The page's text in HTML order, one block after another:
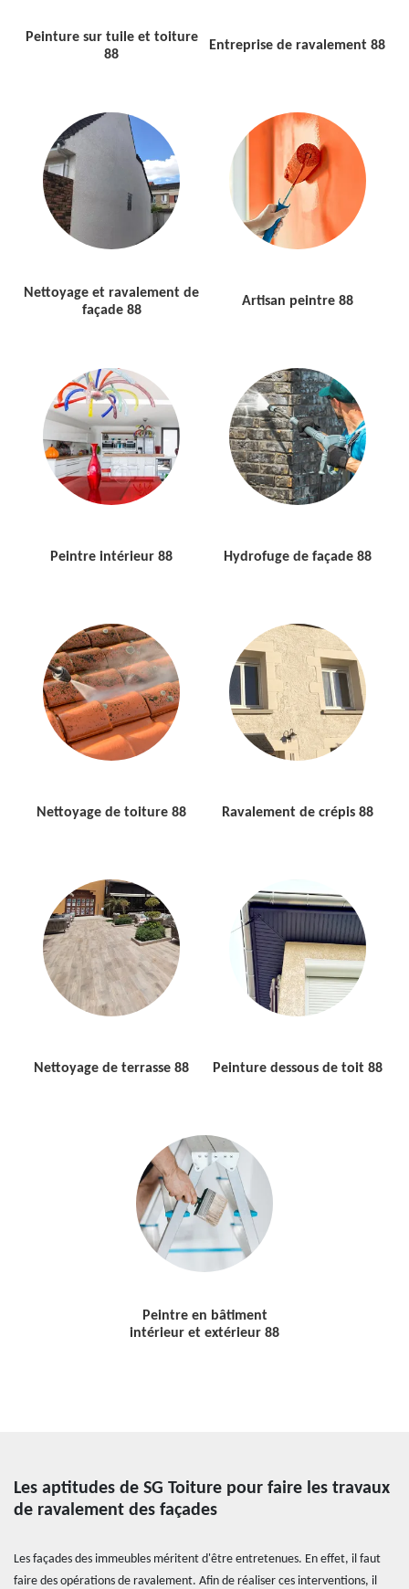
Peinture sur tuile et toiture
88
Entreprise de ravalement 88
Nettoyage et ravalement de
façade 88
Artisan peintre 88
Peintre intérieur 88 Hydrofuge de façade 88
Nettoyage de toiture 88 Ravalement de crépis 88
Nettoyage de terrasse 88 Peinture dessous de toit 88
Peintre en bâtiment
intérieur et extérieur 88
Les aptitudes de SG Toiture pour faire les travaux
de ravalement des façades
Les façades des immeubles méritent d'être entretenues. En effet, il faut
faire des opérations de ravalement. Afin de réaliser ces interventions, il